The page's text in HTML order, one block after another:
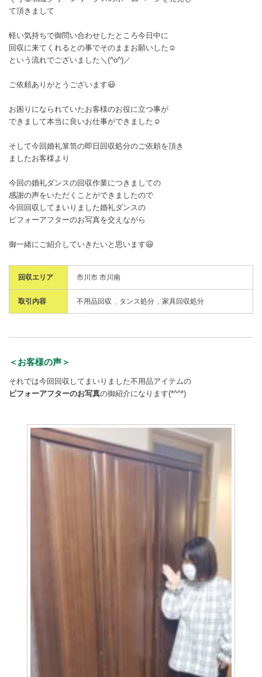
て頂きまして
軽い気持ちで御問い合わせしたところ今日中に
回収に来てくれるとの事でそのままお願いした☺️
という流れでございました＼(^o^)／
ご依頼ありがとうございます😃
お困りになられていたお客様のお役に立つ事が
できまして本当に良いお仕事ができました☺️
そして今回婚礼箪笥の即日回収処分のご依頼を頂き
ましたお客様より
今回の婚礼ダンスの回収作業につきましての
感謝の声をいただくことができましたので
今回回収してまいりました婚礼ダンスの
ビフォーアフターのお写真を交えながら
御一緒にご紹介していきたいと思います😃
回収エリア 市川市 市川南
取引内容 不用品回収 タンス処分 家具回収処分
＜お客様の声＞
それでは今回回収してまいりました不用品アイテムの
ビフォーアフターのお写真の御紹介になります(*^^*)